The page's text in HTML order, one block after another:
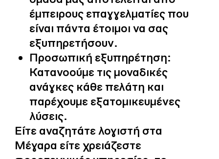
έμπειρους επαγγελματίες που
είναι πάντα έτοιμοι να σας
εξυπηρετήσουν.
Προσωπική εξυπηρέτηση:
Κατανοούμε τις μοναδικές
ανάγκες κάθε πελάτη και
παρέχουμε εξατομικευμένες
λύσεις.
Είτε αναζητάτε λογιστή στα
Μέγαρα είτε χρειάζεστε